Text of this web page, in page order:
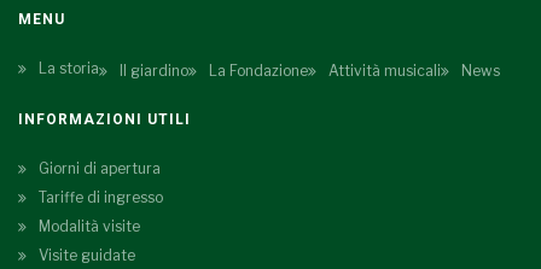
MENU
La storia Il giardino La Fondazione Attività musicali News
INFORMAZIONI UTILI
Giorni di apertura
Tariffe di ingresso
Modalità visite
Visite guidate